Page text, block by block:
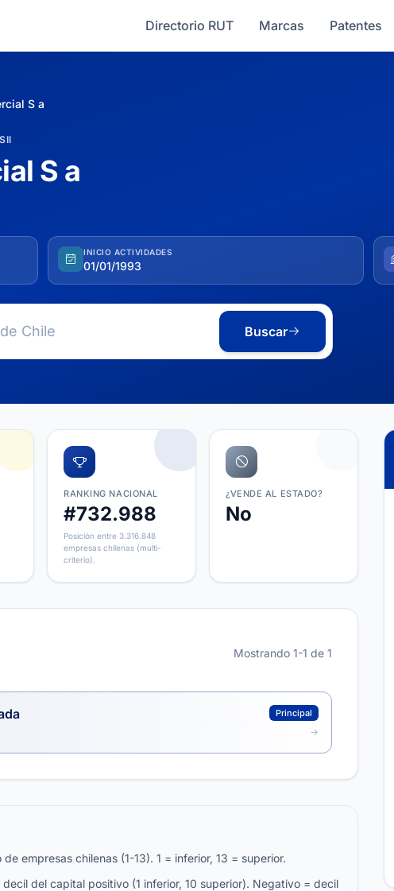
Directorio RUT Marcas Patentes
S a
S a
INICIO ACTIVIDADES
01/01/1993
Buscar
RANKING NACIONAL
#732.988
Posición entre 3.316.848
empresas chilenas (multi-
criterio).
¿VENDE AL ESTADO?
No
Mostrando 1-1 de 1
Principal
empresas chilenas (1-13). 1 = inferior, 13 = superior.
del capital positivo (1 inferior, 10 superior). Negativo = decil